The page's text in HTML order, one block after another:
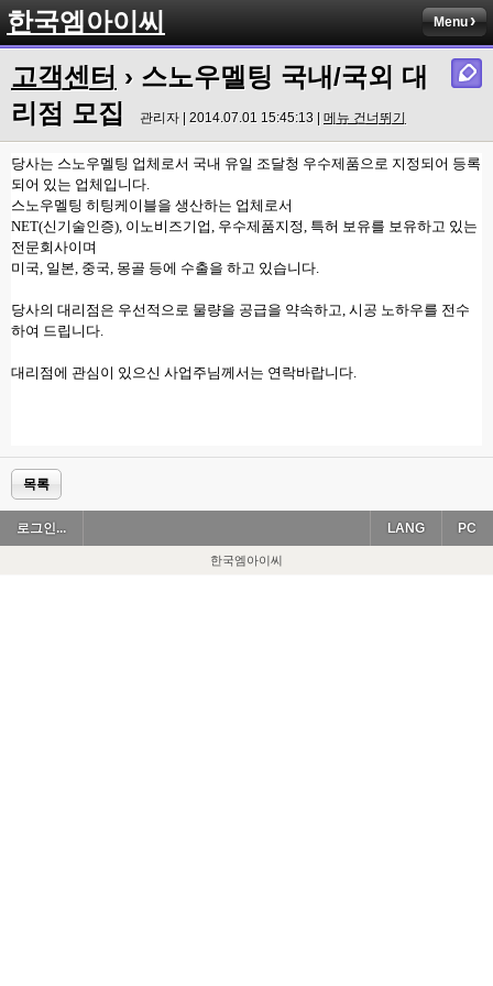
한국엠아이씨 Menu
고객센터 › 스노우멜팅 국내/국외 대
리점 모집
관리자 | 2014.07.01 15:45:13 | 메뉴 건너뛰기
당사는 스노우멜팅 업체로서 국내 유일 조달청 우수제품으로 지정되어 등록
되어 있는 업체입니다.
스노우멜팅 히팅케이블을 생산하는 업체로서
NET(신기술인증), 이노비즈기업, 우수제품지정, 특허 보유를 보유하고 있는
전문회사이며
미국, 일본, 중국, 몽골 등에 수출을 하고 있습니다.
당사의 대리점은 우선적으로 물량을 공급을 약속하고, 시공 노하우를 전수
하여 드립니다.
대리점에 관심이 있으신 사업주님께서는 연락바랍니다.
목록
로그인... PC
LANG
한국엠아이씨